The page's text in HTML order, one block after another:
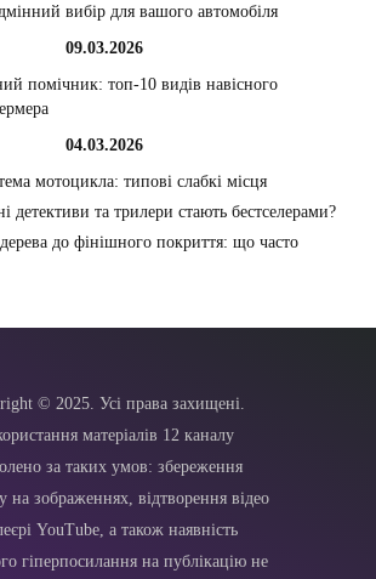
вибір для вашого автомобіля
09.03.2026
помічник: топ-10 видів навісного
04.03.2026
мотоцикла: типові слабкі місця
детективи та трилери стають бестселерами?
до фінішного покриття: що часто
© 2025. Усі права захищені.
матеріалів 12 каналу
за таких умов: збереження
на зображеннях, відтворення відео
YouTube, а також наявність
гіперпосилання на публікацію не